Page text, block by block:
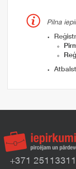
Pilna
+371 25113311